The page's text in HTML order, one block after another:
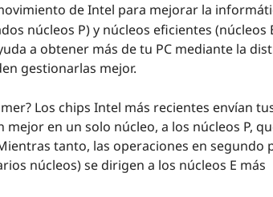
de Intel para mejorar la
núcleos P) y núcleos eficientes (núcleos
a obtener más de tu PC mediante la
gestionarlas mejor.
Los chips Intel más recientes envían
en un solo núcleo, a los núcleos P,
tanto, las operaciones en segundo
núcleos) se dirigen a los núcleos E más